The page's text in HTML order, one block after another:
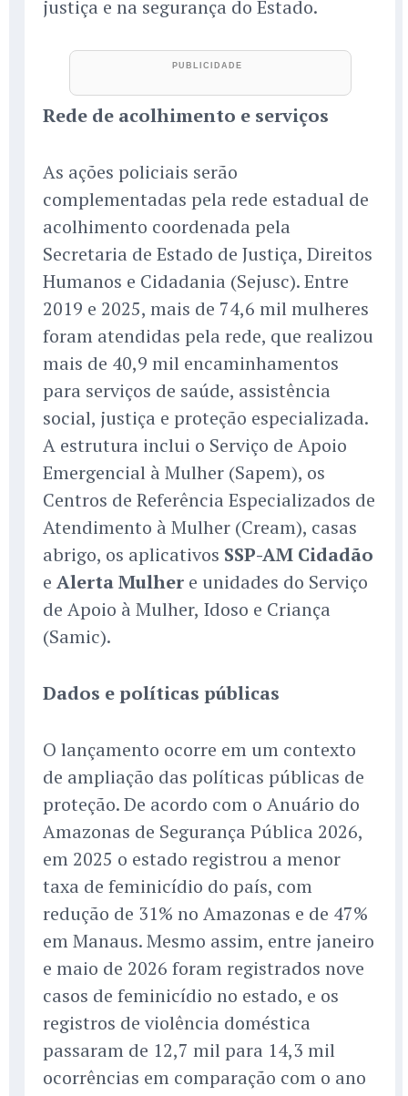
justiça e na segurança do Estado.
Rede de acolhimento e serviços
As ações policiais serão
complementadas pela rede estadual de
acolhimento coordenada pela
Secretaria de Estado de Justiça, Direitos
Humanos e Cidadania (Sejusc). Entre
2019 e 2025, mais de 74,6 mil mulheres
foram atendidas pela rede, que realizou
mais de 40,9 mil encaminhamentos
para serviços de saúde, assistência
social, justiça e proteção especializada.
A estrutura inclui o Serviço de Apoio
Emergencial à Mulher (Sapem), os
Centros de Referência Especializados de
Atendimento à Mulher (Cream), casas
abrigo, os aplicativos SSP-AM Cidadão
e Alerta Mulher e unidades do Serviço
de Apoio à Mulher, Idoso e Criança
(Samic).
Dados e políticas públicas
O lançamento ocorre em um contexto
de ampliação das políticas públicas de
proteção. De acordo com o Anuário do
Amazonas de Segurança Pública 2026,
em 2025 o estado registrou a menor
taxa de feminicídio do país, com
redução de 31% no Amazonas e de 47%
em Manaus. Mesmo assim, entre janeiro
e maio de 2026 foram registrados nove
casos de feminicídio no estado, e os
registros de violência doméstica
passaram de 12,7 mil para 14,3 mil
ocorrências em comparação com o ano